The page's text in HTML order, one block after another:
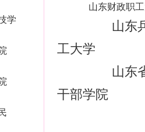
学
山东财政职
山东兵
工大学
山东省
干部学院